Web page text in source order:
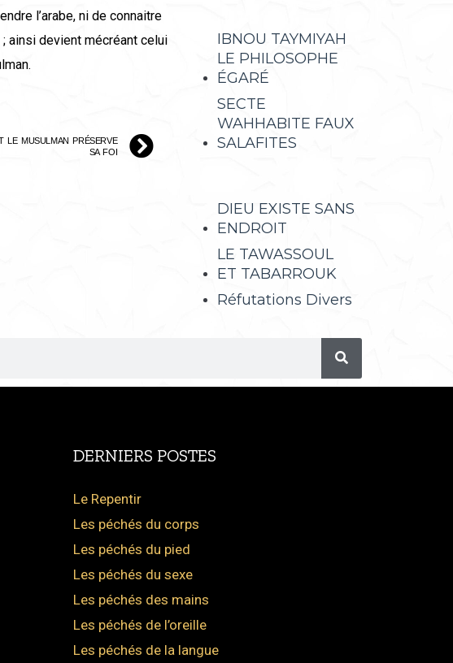
l’arabe, ni de connaitre
; ainsi devient mécréant celui
LE MUSULMAN PRÉSERVE
SA FOI
IBNOU TAYMIYAH
LE PHILOSOPHE
ÉGARÉ
SECTE
WAHHABITE FAUX
SALAFITES
DIEU EXISTE SANS
ENDROIT
LE TAWASSOUL
ET TABARROUK
Réfutations Divers
DERNIERS POSTES
Le Repentir
Les péchés du corps
Les péchés du pied
Les péchés du sexe
Les péchés des mains
Les péchés de l’oreille
Les péchés de la langue